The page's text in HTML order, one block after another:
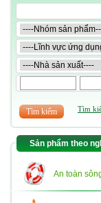
Tìm
Sản phẩm theo
An toàn